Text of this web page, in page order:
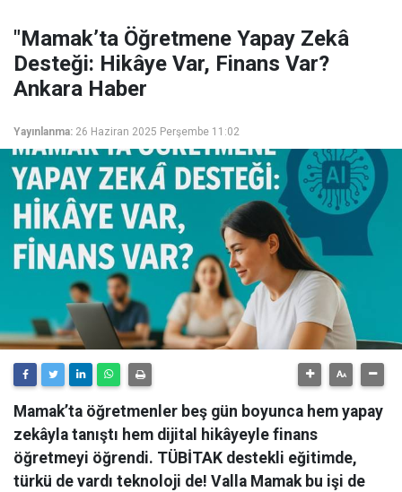
"Mamak’ta Öğretmene Yapay Zekâ
Desteği: Hikâye Var, Finans Var?
Ankara Haber
Yayınlanma: 26 Haziran 2025 Perşembe 11:02
Mamak’ta öğretmenler beş gün boyunca hem yapay
zekâyla tanıştı hem dijital hikâyeyle finans
öğretmeyi öğrendi. TÜBİTAK destekli eğitimde,
türkü de vardı teknoloji de! Valla Mamak bu işi de